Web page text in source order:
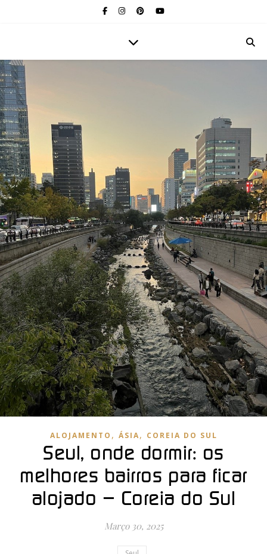
ALOJAMENTO , ÁSIA, COREIA DO SUL
Seul, onde dormir: os
melhores bairros para ficar
alojado – Coreia do Sul
Março 30, 2025